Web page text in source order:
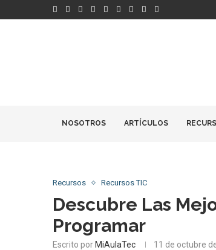
NOSOTROS ARTÍCULOS
Recursos Recursos TIC
Descubre Las
Programar
Escrito por MiAulaTec 11 de octubre